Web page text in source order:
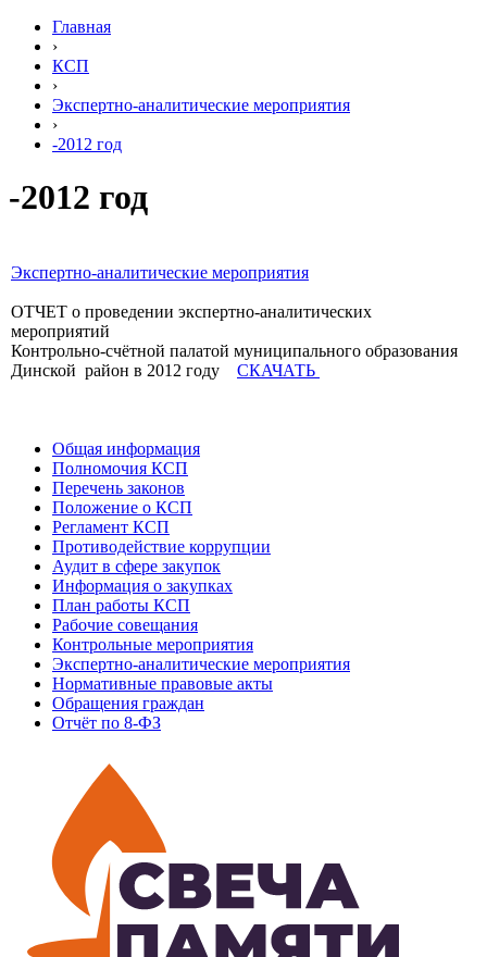
Главная
›
КСП
›
Экспертно-аналитические мероприятия
›
-2012 год
-2012 год
Экспертно-аналитические мероприятия
ОТЧЕТ о проведении экспертно-аналитических
мероприятий
Контрольно-счётной палатой муниципального образования
Динской район в 2012 году СКАЧАТЬ
Общая информация
Полномочия КСП
Перечень законов
Положение о КСП
Регламент КСП
Противодействие коррупции
Аудит в сфере закупок
Информация о закупках
План работы КСП
Рабочие совещания
Контрольные мероприятия
Экспертно-аналитические мероприятия
Нормативные правовые акты
Обращения граждан
Отчёт по 8-ФЗ